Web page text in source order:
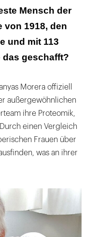
Mensch der
von 1918, den
und mit 113
das geschafft?
Morera offiziell
außergewöhnlichen
ihre Proteomik,
einen Vergleich
Frauen über
was an ihrer